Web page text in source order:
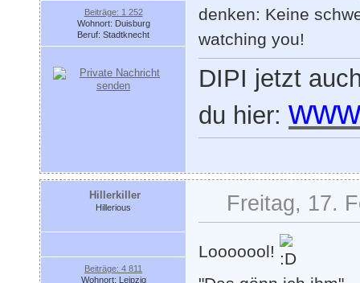
Beiträge: 1 252
Wohnort: Duisburg
Beruf: Stadtknecht
denken: Keine
watching you!
DIPI jetzt
du hier:
Hillerkiller
Hillerious
Beiträge: 4 811
Wohnort: Leipzig
Freitag, 17.
Looooool!